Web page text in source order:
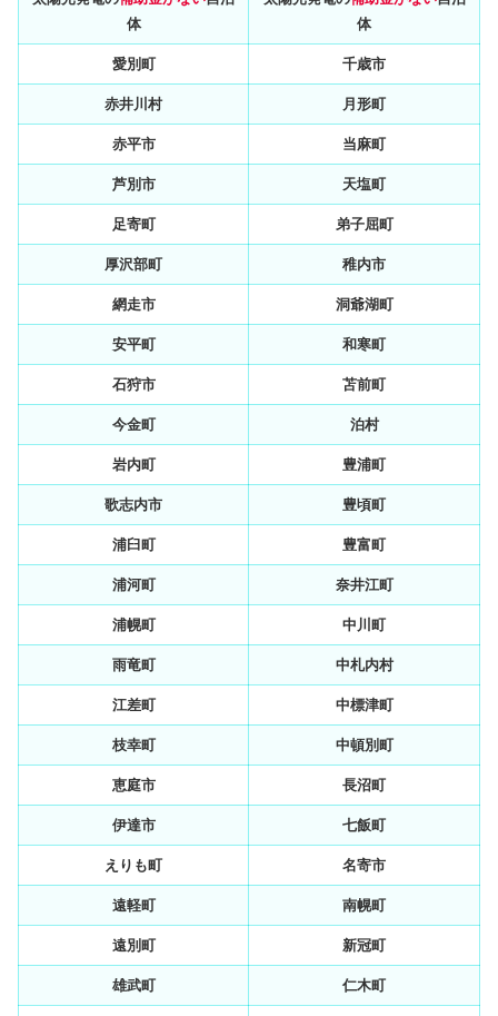
体
体
愛別町 千歳市
赤井川村 月形町
赤平市 当麻町
芦別市 天塩町
足寄町 弟子屈町
厚沢部町 稚内市
網走市 洞爺湖町
安平町 和寒町
石狩市 苫前町
今金町 泊村
岩内町 豊浦町
歌志内市 豊頃町
浦臼町 豊富町
浦河町 奈井江町
浦幌町 中川町
雨竜町 中札内村
江差町 中標津町
枝幸町 中頓別町
恵庭市 長沼町
伊達市 七飯町
えりも町 名寄市
遠軽町 南幌町
遠別町 新冠町
雄武町 仁木町